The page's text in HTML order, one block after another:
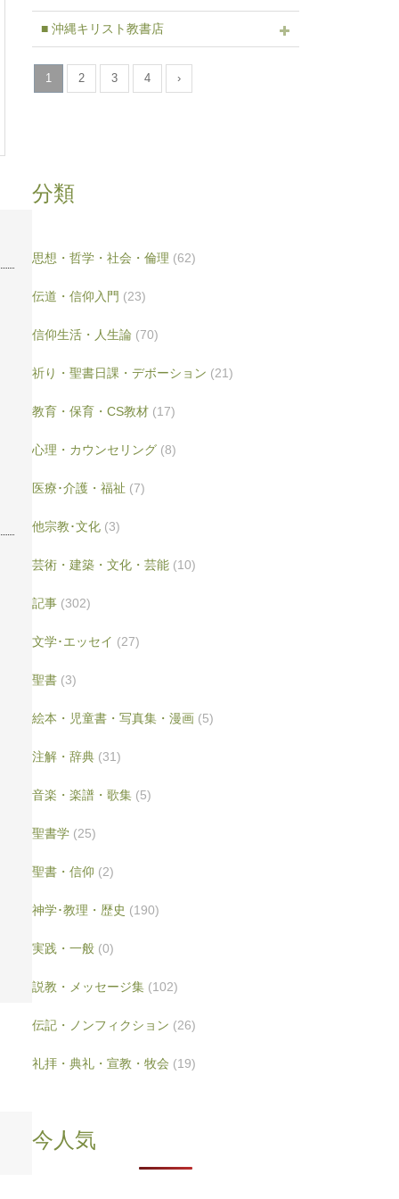
■ 沖縄キリスト教書店
1 2 3 4 ›
分類
思想・哲学・社会・倫理 (62)
伝道・信仰入門 (23)
信仰生活・人生論 (70)
祈り・聖書日課・デボーション (21)
教育・保育・CS教材 (17)
心理・カウンセリング (8)
医療･介護・福祉 (7)
他宗教･文化 (3)
芸術・建築・文化・芸能 (10)
記事 (302)
文学･エッセイ (27)
聖書 (3)
絵本・児童書・写真集・漫画 (5)
注解・辞典 (31)
音楽・楽譜・歌集 (5)
聖書学 (25)
聖書・信仰 (2)
神学･教理・歴史 (190)
実践・一般 (0)
説教・メッセージ集 (102)
伝記・ノンフィクション (26)
礼拝・典礼・宣教・牧会 (19)
今人気